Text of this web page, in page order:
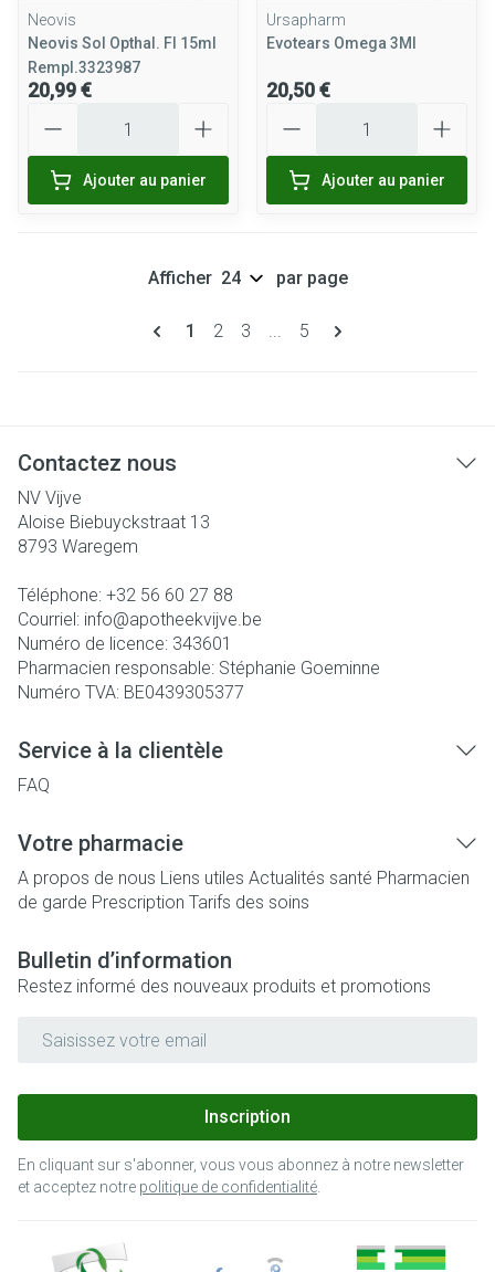
Neovis
Neovis Sol Opthal. Fl 15ml
Rempl.3323987
20,99 €
Ajouter au panier
Ursapharm
Evotears Omega 3Ml
20,50 €
Ajouter au panier
Pages
Vous lisez actuellement la page
1 Page
2 Page
3 ... Page
5
Afficher par page
Contactez nous
NV Vijve
Aloise Biebuyckstraat 13
8793 Waregem
Téléphone: +32 56 60 27 88
Courriel: info@apotheekvijve.be
Numéro de licence: 343601
Pharmacien responsable: Stéphanie Goeminne
Numéro TVA: BE0439305377
Service à la clientèle
FAQ
Votre pharmacie
A propos de nous Liens utiles Actualités santé Pharmacien
de garde Prescription Tarifs des soins
Bulletin d’information
Restez informé des nouveaux produits et promotions
Inscription
En cliquant sur s'abonner, vous vous abonnez à notre newsletter
et acceptez notre politique de confidentialité